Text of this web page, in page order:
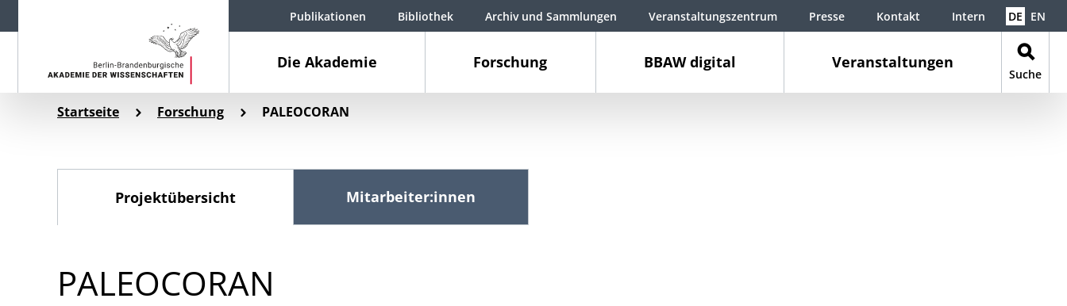
Die Akademie Forschung BBAW digital Veranstaltungen
Suche
Publikationen Bibliothek Archiv und Sammlungen Veranstaltungszentrum Presse Kontakt Intern DE EN
Startseite Forschung PALEOCORAN
Projektübersicht Mitarbeiter:innen
PALEOCORAN